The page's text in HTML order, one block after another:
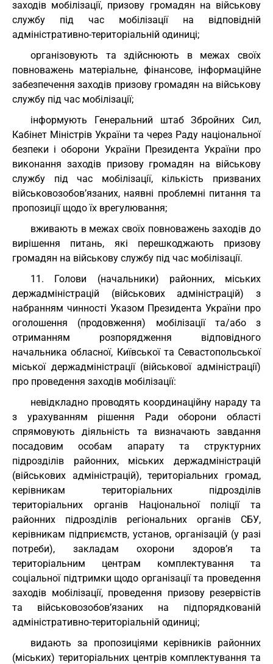
заходів мобілізації, призову громадян на військову
службу під час мобілізації на відповідній
адміністративно-територіальній одиниці;
організовують та здійснюють в межах своїх
повноважень матеріальне, фінансове, інформаційне
забезпечення заходів призову громадян на військову
службу під час мобілізації;
інформують Генеральний штаб Збройних Сил,
Кабінет Міністрів України та через Раду національної
безпеки і оборони України Президента України про
виконання заходів призову громадян на військову
службу під час мобілізації, кількість призваних
військовозобов’язаних, наявні проблемні питання та
пропозиції щодо їх врегулювання;
вживають в межах своїх повноважень заходів до
вирішення питань, які перешкоджають призову
громадян на військову службу під час мобілізації.
11. Голови (начальники) районних, міських
держадміністрацій (військових адміністрацій) з
набранням чинності Указом Президента України про
оголошення (продовження) мобілізації та/або з
отриманням розпорядження відповідного
начальника обласної, Київської та Севастопольської
міської держадміністрації (військової адміністрації)
про проведення заходів мобілізації:
невідкладно проводять координаційну нараду та
з урахуванням рішення Ради оборони області
спрямовують діяльність та визначають завдання
посадовим особам апарату та структурних
підрозділів районних, міських держадміністрацій
(військових адміністрацій), територіальних громад,
керівникам територіальних підрозділів
територіальних органів Національної поліції та
районних підрозділів регіональних органів СБУ,
керівникам підприємств, установ, організацій (у разі
потреби), закладам охорони здоров’я та
територіальним центрам комплектування та
соціальної підтримки щодо організації та проведення
заходів мобілізації, проведення призову резервістів
та військовозобов’язаних на підпорядкованій
адміністративно-територіальній одиниці;
видають за пропозиціями керівників районних
(міських) територіальних центрів комплектування та